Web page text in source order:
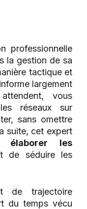
professionnelle
la gestion de sa
tactique et
largement
vous
réseaux sur
sans omettre
suite, cet expert
élaborer les
de séduire les
de trajectoire
du temps vécu